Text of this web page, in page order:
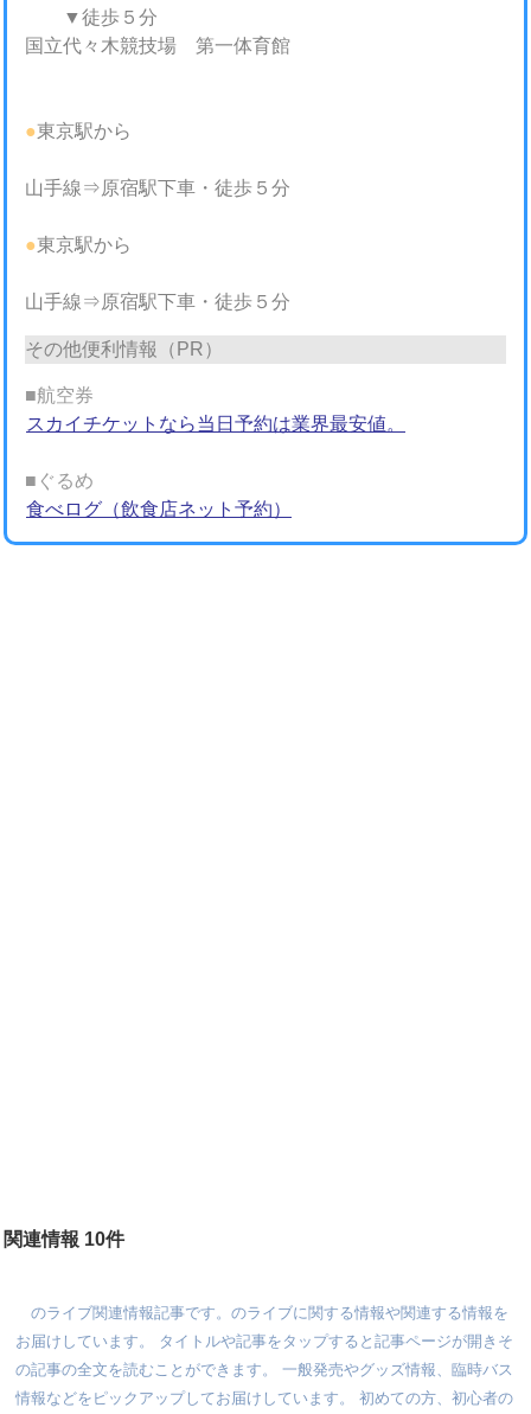
▼徒歩５分
国立代々木競技場 第一体育館
●東京駅から
山手線⇒原宿駅下車・徒歩５分
●東京駅から
山手線⇒原宿駅下車・徒歩５分
その他便利情報（PR）
■航空券
スカイチケットなら当日予約は業界最安値。
■ぐるめ
食べログ（飲食店ネット予約）
関連情報 10件
のライブ関連情報記事です。のライブに関する情報や関連する情報を
お届けしています。 タイトルや記事をタップすると記事ページが開きそ
の記事の全文を読むことができます。 一般発売やグッズ情報、臨時バス
情報などをピックアップしてお届けしています。 初めての方、初心者の